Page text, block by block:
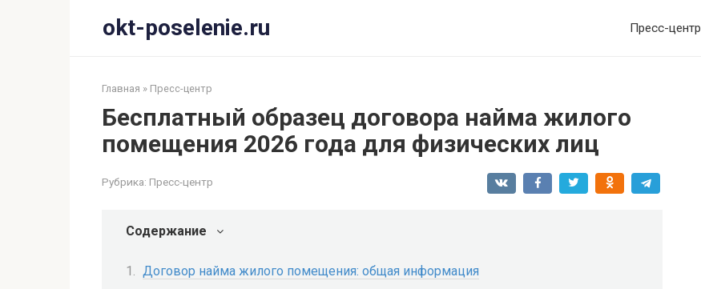
okt-poselenie.ru Пресс-центр
Главная » Пресс-центр
Бесплатный образец договора найма жилого
помещения 2026 года для физических лиц
Рубрика: Пресс-центр
Содержание
Договор найма жилого помещения: общая информация